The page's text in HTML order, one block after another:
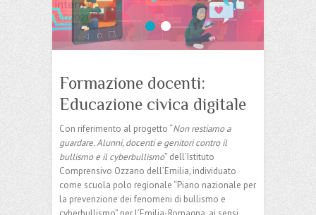
1 2
Formazione docenti:
Educazione civica digitale
Con riferimento al progetto “
Non restiamo a
guardare. Alunni, docenti e genitori contro il
bullismo e il cyberbullismo” dell’Istituto
Comprensivo Ozzano dell’Emilia ,
individuato
come scuola polo regionale “Piano nazionale per
la prevenzione dei fenomeni di bullismo e